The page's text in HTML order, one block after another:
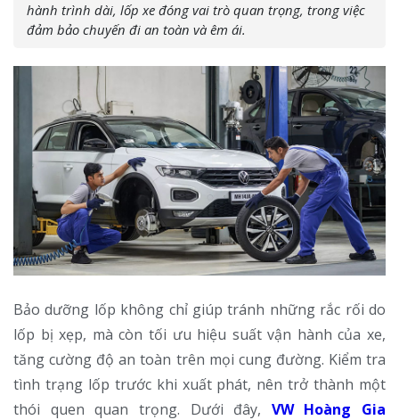
hành trình dài, lốp xe đóng vai trò quan trọng, trong việc
đảm bảo chuyến đi an toàn và êm ái.
Bảo dưỡng lốp không chỉ giúp tránh những rắc rối do
lốp bị xẹp, mà còn tối ưu hiệu suất vận hành của xe,
tăng cường độ an toàn trên mọi cung đường. Kiểm tra
tình trạng lốp trước khi xuất phát, nên trở thành một
thói quen quan trọng. Dưới đây, VW Hoàng Gia